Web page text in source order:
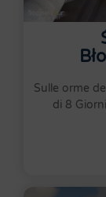
Sulle orme
di 8